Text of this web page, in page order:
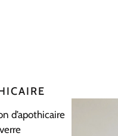
d’apothicaire